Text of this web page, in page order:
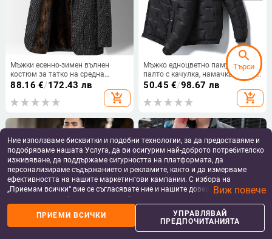
Мъжки есенно-зимен вълнен
костюм за татко на средна
възраст, ежедневен есенно-зимен
костюм, мъжки топъл костюм
88.16 €/172.43 лв
add_shopping_cart
Мъжко едноцветно памучно
палто с качулка, намачкано яке с
памучна подплата, топло модно
подплата, зимно палто 2022,
палто
50.45 €/98.67 лв
add_shopping_cart
Ние използваме бисквитки и подобни технологии, за да предоставяме и
подобряваме нашата Услуга, да ви осигурим най-доброто потребителско
изживяване, да поддържаме сигурността на платформата, да
персонализираме съдържанието и рекламите, както и да измерваме
ефективността на нашите маркетингови кампании. С избора на
„Приемам всички“ вие се съгласявате ние и нашите доверени партньори
да съхраняваме бисквитки и подобни технологии на вашето устройство
за рекламни и аналитични цели. Можете по всяко време да управлявате
своите предпочитания, като натиснете „Управлявай предпочитанията“.
За повече информация, моля, вижте нашата
Виж повече
ПРИЕМИ ВСИЧКИ
УПРАВЛЯВАЙ
ПРЕДПОЧИТАНИЯТА
search
Търси